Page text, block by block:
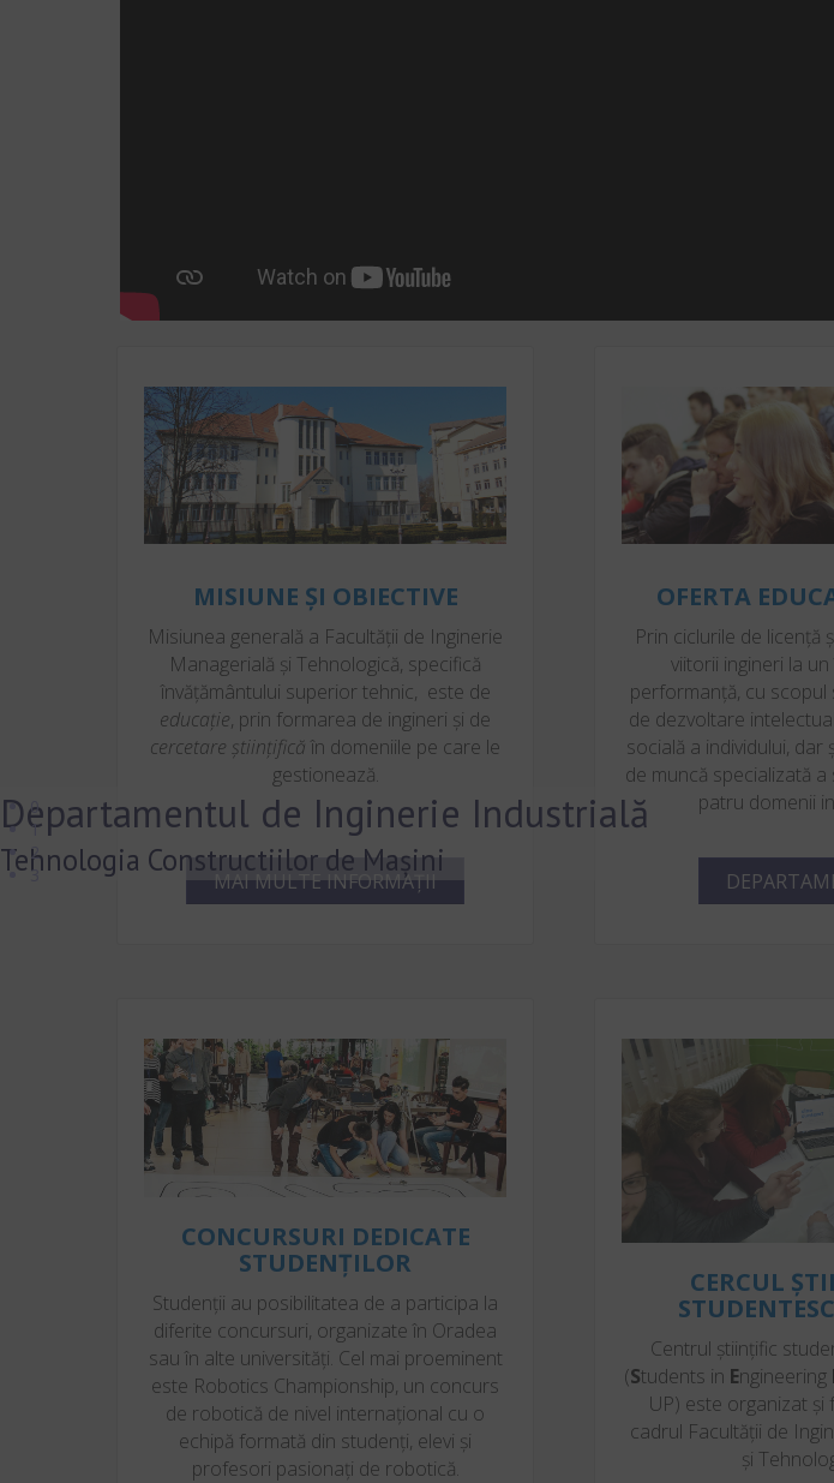
Departamentul de Inginerie Industrială
Tehnologia Constructiilor de Mașini
0
1
2
3
MISIUNE ȘI OBIECTIVE
Misiunea generală a Facultății de Inginerie
Managerială și Tehnologică, specifică
învățământului superior tehnic, este de
educație, prin formarea de ingineri și de
cercetare științifică în domeniile pe care le
gestionează.
MAI MULTE INFORMAȚII
OFERTA
Prin ciclurile de licență
viitorii ingineri la
performanță, cu scopul
de dezvoltare
socială a individului, dar
de muncă specializată
patru domenii
CONCURSURI DEDICATE
STUDENȚILOR
Studenții au posibilitatea de a participa la
diferite concursuri, organizate în Oradea
sau în alte universități. Cel mai proeminent
este Robotics Championship, un concurs
de robotică de nivel internațional cu o
echipă formată din studenți, elevi și
profesori pasionați de robotică.
CERCUL
Centrul științific
(Students in Engineering
UP) este organizat și
cadrul Facultății de
și